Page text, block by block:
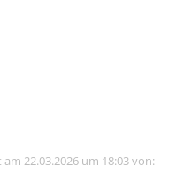
22.03.2026 um 18:03 von: